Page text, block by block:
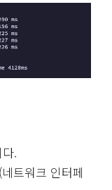
.
트워크 인터페